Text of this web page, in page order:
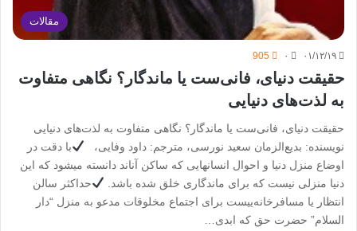
مقالات
۰۱/۱۲/۱۹ ۰ 905
حقیقت دنیای، فانی‌ست یا ماندگار؟ نگاهی متفاوت
به لذت‌های دنیایی
حقیقت دنیای، فانی‌ست یا ماندگار؟ نگاهی متفاوت به لذت‌های دنیایی
نویسنده: بدیع‌الزمان سعید نورسی، مترجم: داود وفایی،
با دقت در
اوضاع منزل دنیا و احوال انسانهایی که ساکن آناند دانسته میشود که این
دنیا منزلی نیست که برای ماندگاری خلق شده باشد.
حداکثر سالن
انتظار یا مسافرخانه‌ییست برای اجتماع مخلوقات مدعو به منزل “دار
السلام” حضرت حق که ابدی…